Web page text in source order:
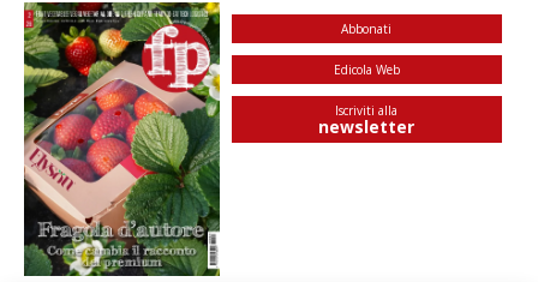
Abbonati
Edicola Web
Iscriviti alla
newsletter